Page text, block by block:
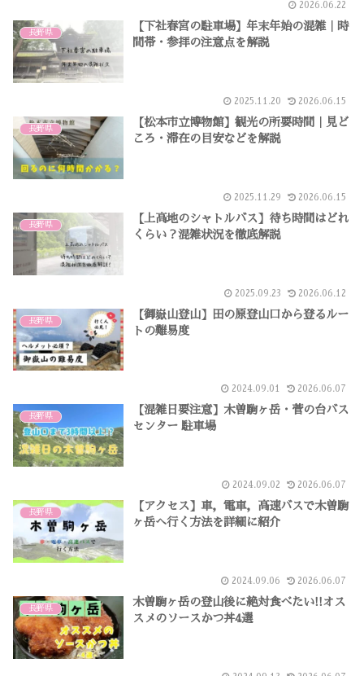
2026.06.22
長野県
【下社春宮の駐車場】年末年始の混雑｜時
間帯・参拝の注意点を解説
2025.11.20 2026.06.15
長野県
【松本市立博物館】観光の所要時間｜見ど
ころ・滞在の目安などを解説
2025.11.29 2026.06.15
長野県
【上高地のシャトルバス】待ち時間はどれ
くらい？混雑状況を徹底解説
2025.09.23 2026.06.12
長野県
【御嶽山登山】田の原登山口から登るルー
トの難易度
2024.09.01 2026.06.07
長野県
【混雑日要注意】木曽駒ヶ岳・菅の台バス
センター 駐車場
2024.09.02 2026.06.07
長野県
【アクセス】車，電車，高速バスで木曽駒
ヶ岳へ行く方法を詳細に紹介
2024.09.06 2026.06.07
長野県
木曽駒ヶ岳の登山後に絶対食べたい!!オス
スメのソースかつ丼4選